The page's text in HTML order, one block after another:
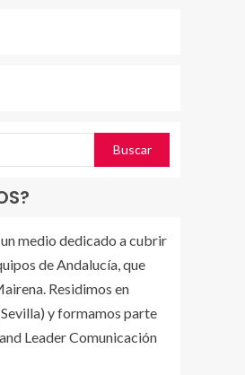
medio dedicado a cubrir
de Andalucía, que
Residimos en
y formamos parte
Leader Comunicación